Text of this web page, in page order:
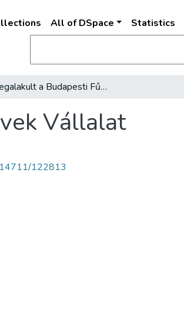
All of DSpace Statistics
Megalakult a Budapesti Fűtőerőművek Vállalat
Vállalat
122813